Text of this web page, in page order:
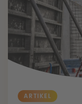
ARTIKEL